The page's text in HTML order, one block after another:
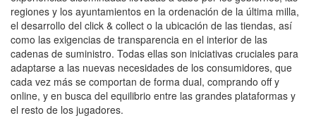
regiones y los ayuntamientos en la ordenación de la última milla,
el desarrollo del click & collect o la ubicación de las tiendas, así
como las exigencias de transparencia en el interior de las
cadenas de suministro. Todas ellas son iniciativas cruciales para
adaptarse a las nuevas necesidades de los consumidores, que
cada vez más se comportan de forma dual, comprando off y
online, y en busca del equilibrio entre las grandes plataformas y
el resto de los jugadores.